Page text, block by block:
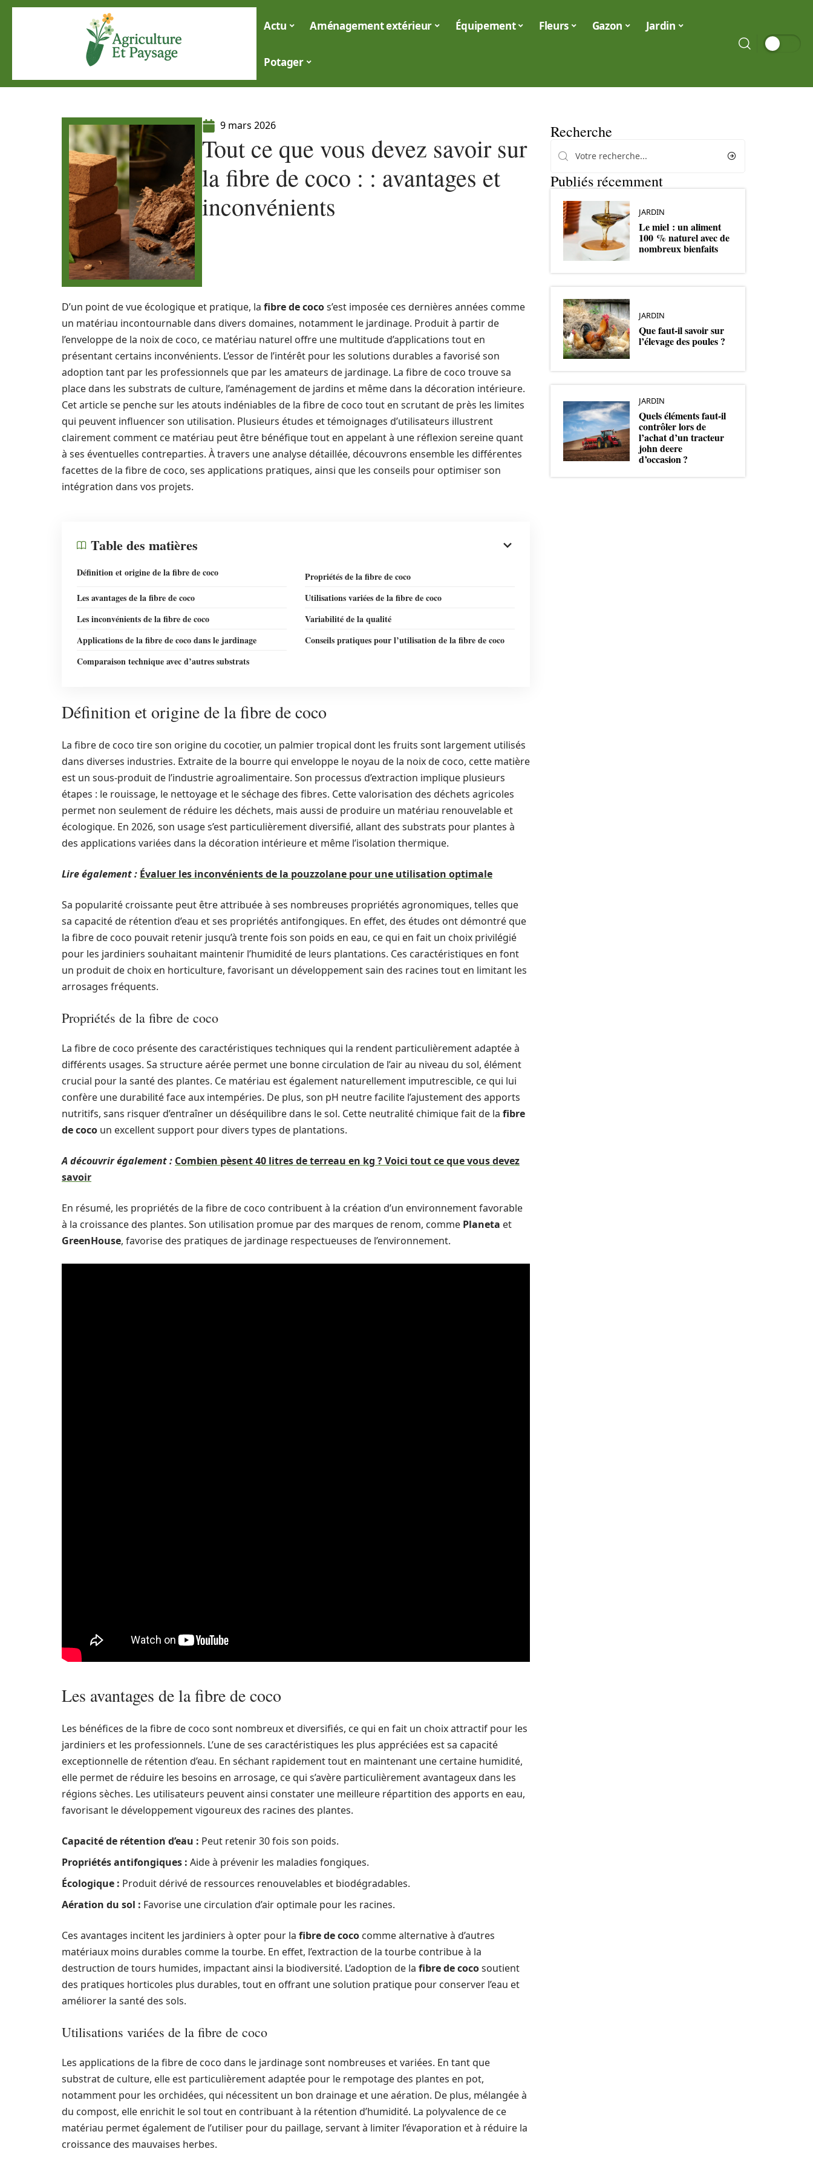
Actu Aménagement extérieur Équipement Fleurs Gazon Jardin
Potager
9 mars 2026
Tout ce que vous devez savoir sur
la fibre de coco : : avantages et
inconvénients
D’un point de vue écologique et pratique, la fibre de cocos’est imposée ces dernières années comme
un matériau incontournable dans divers domaines, notamment le jardinage. Produit à partir de
l’enveloppe de la noix de coco, ce matériau naturel offre une multitude d’applications tout en
présentant certains inconvénients. L’essor de l’intérêt pour les solutions durables a favorisé son
adoption tant par les professionnels que par les amateurs de jardinage. La fibre de coco trouve sa
place dans les substrats de culture, l’aménagement de jardins et même dans la décoration intérieure.
Cet article se penche sur les atouts indéniables de la fibre de coco tout en scrutant de près les limites
qui peuvent influencer son utilisation. Plusieurs études et témoignages d’utilisateurs illustrent
clairement comment ce matériau peut être bénéfique tout en appelant à une réflexion sereine quant
à ses éventuelles contreparties. À travers une analyse détaillée, découvrons ensemble les différentes
facettes de la fibre de coco, ses applications pratiques, ainsi que les conseils pour optimiser son
intégration dans vos projets.
Table des matières
Définition et origine de la fibre de coco
Propriétés de la fibre de coco
Les avantages de la fibre de coco
Utilisations variées de la fibre de coco
Les inconvénients de la fibre de coco
Variabilité de la qualité
Applications de la fibre de coco dans le jardinage
Conseils pratiques pour l’utilisation de la fibre de coco
Comparaison technique avec d’autres substrats
Définition et origine de la fibre de coco
La fibre de coco tire son origine du cocotier, un palmier tropical dont les fruits sont largement utilisés
dans diverses industries. Extraite de la bourre qui enveloppe le noyau de la noix de coco, cette matière
est un sous-produit de l’industrie agroalimentaire. Son processus d’extraction implique plusieurs
étapes : le rouissage, le nettoyage et le séchage des fibres. Cette valorisation des déchets agricoles
permet non seulement de réduire les déchets, mais aussi de produire un matériau renouvelable et
écologique. En 2026, son usage s’est particulièrement diversifié, allant des substrats pour plantes à
des applications variées dans la décoration intérieure et même l’isolation thermique.
Lire également : Évaluer les inconvénients de la pouzzolane pour une utilisation optimale
Sa popularité croissante peut être attribuée à ses nombreuses propriétés agronomiques, telles que
sa capacité de rétention d’eau et ses propriétés antifongiques. En effet, des études ont démontré que
la fibre de coco pouvait retenir jusqu’à trente fois son poids en eau, ce qui en fait un choix privilégié
pour les jardiniers souhaitant maintenir l’humidité de leurs plantations. Ces caractéristiques en font
un produit de choix en horticulture, favorisant un développement sain des racines tout en limitant les
arrosages fréquents.
Propriétés de la fibre de coco
La fibre de coco présente des caractéristiques techniques qui la rendent particulièrement adaptée à
différents usages. Sa structure aérée permet une bonne circulation de l’air au niveau du sol, élément
crucial pour la santé des plantes. Ce matériau est également naturellement imputrescible, ce qui lui
confère une durabilité face aux intempéries. De plus, son pH neutre facilite l’ajustement des apports
nutritifs, sans risquer d’entraîner un déséquilibre dans le sol. Cette neutralité chimique fait de la fibre
de coco un excellent support pour divers types de plantations.
A découvrir également : Combien pèsent 40 litres de terreau en kg ? Voici tout ce que vous devez
savoir
En résumé, les propriétés de la fibre de coco contribuent à la création d’un environnement favorable
à la croissance des plantes. Son utilisation promue par des marques de renom, comme Planeta et
GreenHouse, favorise des pratiques de jardinage respectueuses de l’environnement.
Les avantages de la fibre de coco
Les bénéfices de la fibre de coco sont nombreux et diversifiés, ce qui en fait un choix attractif pour les
jardiniers et les professionnels. L’une de ses caractéristiques les plus appréciées est sa capacité
exceptionnelle de rétention d’eau. En séchant rapidement tout en maintenant une certaine humidité,
elle permet de réduire les besoins en arrosage, ce qui s’avère particulièrement avantageux dans les
régions sèches. Les utilisateurs peuvent ainsi constater une meilleure répartition des apports en eau,
favorisant le développement vigoureux des racines des plantes.
Capacité de rétention d’eau : Peut retenir 30 fois son poids.
Propriétés antifongiques : Aide à prévenir les maladies fongiques.
Écologique : Produit dérivé de ressources renouvelables et biodégradables.
Aération du sol : Favorise une circulation d’air optimale pour les racines.
Ces avantages incitent les jardiniers à opter pour la fibre de coco comme alternative à d’autres
matériaux moins durables comme la tourbe. En effet, l’extraction de la tourbe contribue à la
destruction de tours humides, impactant ainsi la biodiversité. L’adoption de la fibre de cocosoutient
des pratiques horticoles plus durables, tout en offrant une solution pratique pour conserver l’eau et
améliorer la santé des sols.
Utilisations variées de la fibre de coco
Les applications de la fibre de coco dans le jardinage sont nombreuses et variées. En tant que
substrat de culture, elle est particulièrement adaptée pour le rempotage des plantes en pot,
notamment pour les orchidées, qui nécessitent un bon drainage et une aération. De plus, mélangée à
du compost, elle enrichit le sol tout en contribuant à la rétention d’humidité. La polyvalence de ce
matériau permet également de l’utiliser pour du paillage, servant à limiter l’évaporation et à réduire la
croissance des mauvaises herbes.
Recherche
Publiés récemment
JARDIN
Le miel : un aliment
100 % naturel avec de
nombreux bienfaits
JARDIN
Que faut-il savoir sur
l’élevage des poules ?
JARDIN
Quels éléments faut-il
contrôler lors de
l’achat d’un tracteur
john deere
d’occasion ?